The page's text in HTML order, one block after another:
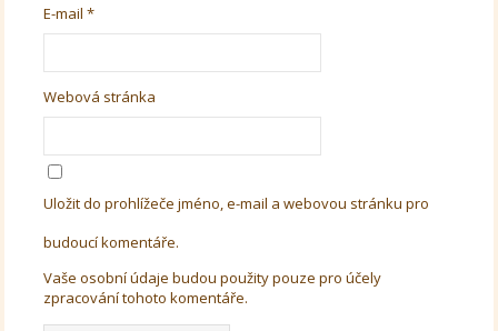
E-mail*
Webová stránka
Uložit do prohlížeče jméno, e-mail a webovou stránku pro
budoucí komentáře.
Vaše osobní údaje budou použity pouze pro účely
zpracování tohoto komentáře.